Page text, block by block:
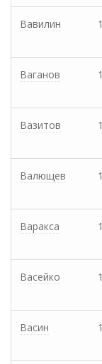
Вавилин 1
Ваганов 1
Вазитов 1
Валющев 1
Варакса 1
Васейко 1
Васин 1